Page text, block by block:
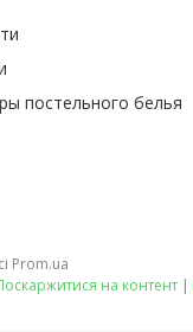
постельного белья
Prom.ua
на контент |